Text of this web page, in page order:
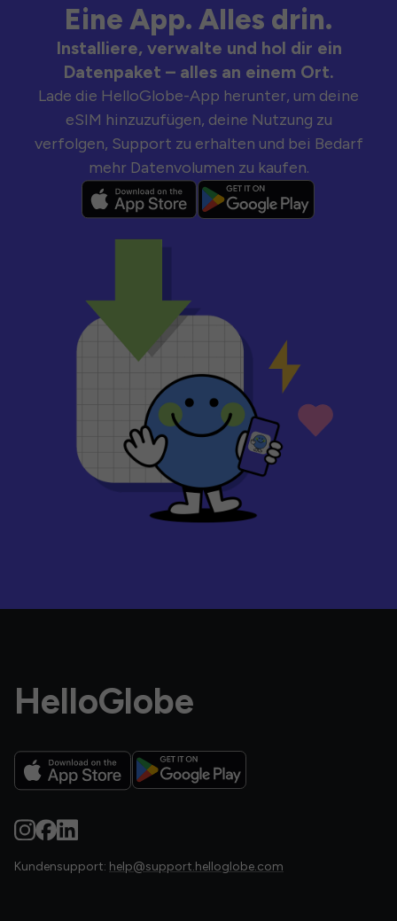
Eine App. Alles drin.
Installiere, verwalte und hol dir ein
Datenpaket – alles an einem Ort.
Lade die HelloGlobe-App herunter, um deine
eSIM hinzuzufügen, deine Nutzung zu
verfolgen, Support zu erhalten und bei Bedarf
mehr Datenvolumen zu kaufen.
HelloGlobe
Kundensupport: help@support.helloglobe.com